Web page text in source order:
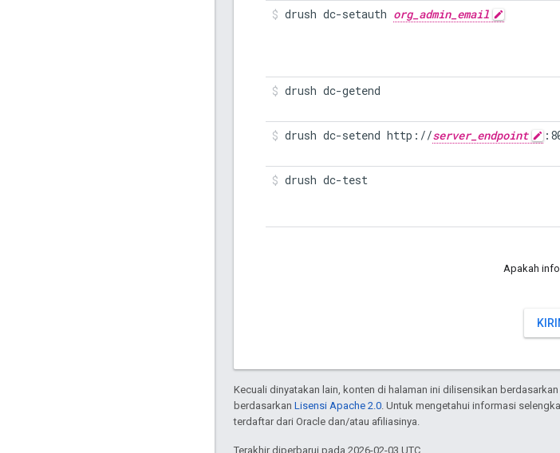
drush dc-setauth org_admin_email
drush dc-getend
drush dc-setend http://server_endpoint
drush dc-test
Apakah
Kecuali dinyatakan lain, konten di halaman ini dilisensikan berdasarkan
berdasarkan Lisensi Apache 2.0. Untuk mengetahui informasi
terdaftar dari Oracle dan/atau afiliasinya.
Terakhir diperbarui pada 2026-02-03 UTC.